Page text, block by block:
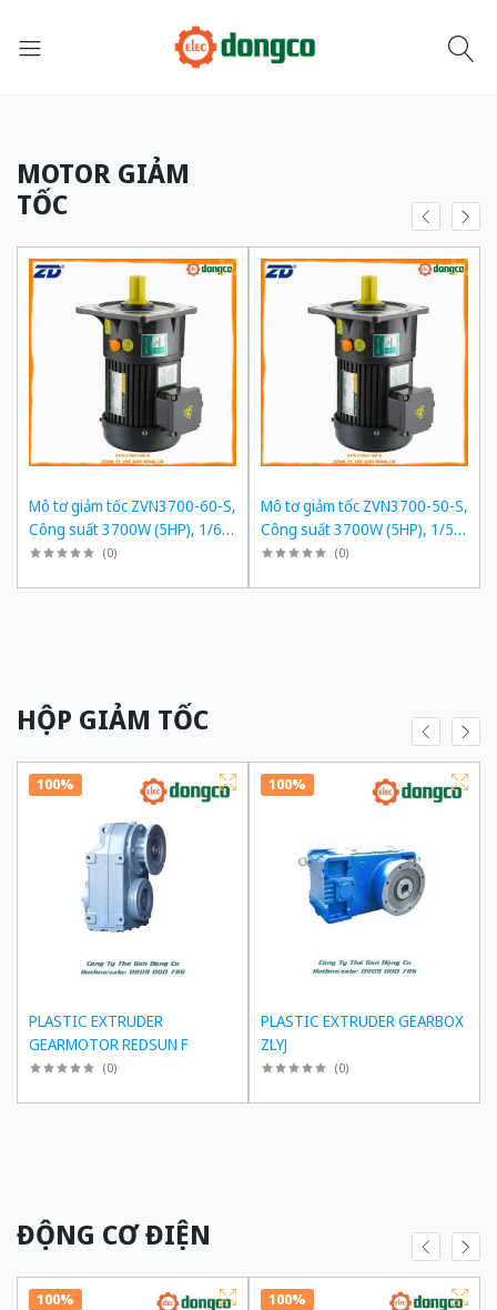
MOTOR GIẢM
TỐC
Mô tơ giảm tốc ZVN3700-60-S,
Công suất 3700W (5HP), 1/60,
Chân đế
(0)
Mô tơ giảm tốc ZVN3700-50-S,
Công suất 3700W (5HP), 1/50,
Chân đế
(0)
HỘP GIẢM TỐC
100%
PLASTIC EXTRUDER
GEARMOTOR REDSUN F
(0)
100%
PLASTIC EXTRUDER GEARBOX
ZLYJ
(0)
ĐỘNG CƠ ĐIỆN
100% 100%